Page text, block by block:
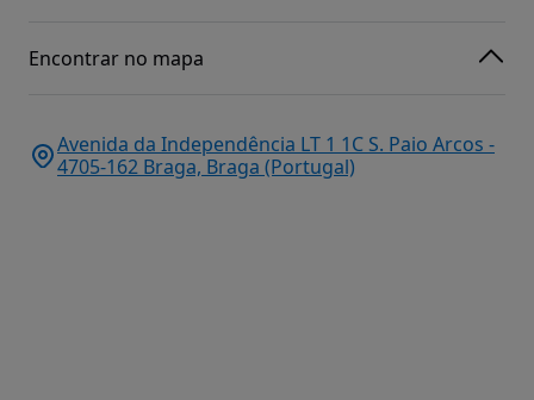
Encontrar no mapa
Avenida da Independência LT 1 1C S. Paio Arcos -
4705-162 Braga, Braga (Portugal)